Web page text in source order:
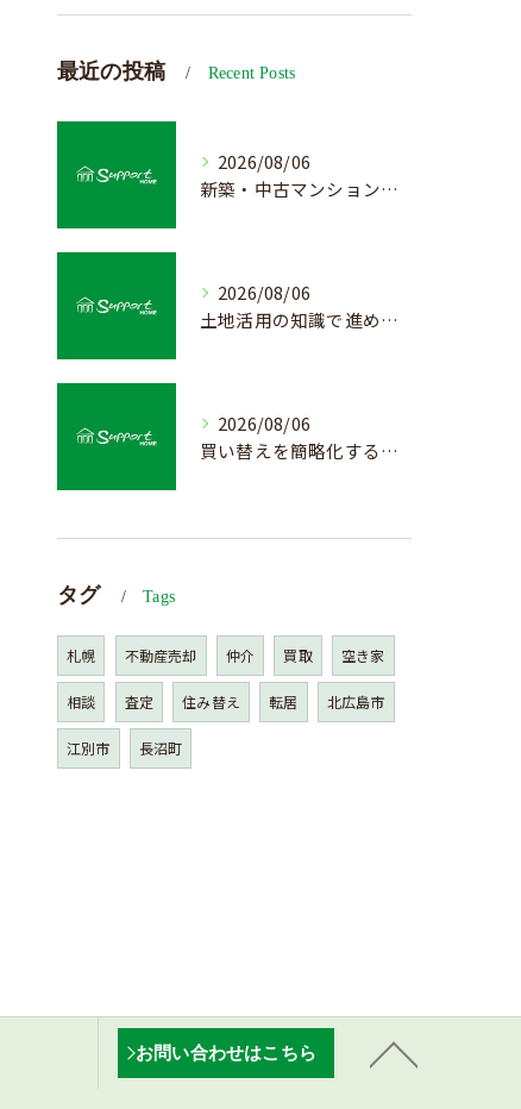
最近の投稿 Recent Posts
2026/08/06
新築・中古マンション売却の価値を見極める査定方法
2026/08/06
土地活用の知識で進める不動産売却成功法
2026/08/06
買い替えを簡略化する不動産売却の流れ解説
タグ Tags
札幌 不動産売却 仲介 買取 空き家
相談 査定 住み替え 転居 北広島市
江別市 長沼町
お問い合わせはこちら